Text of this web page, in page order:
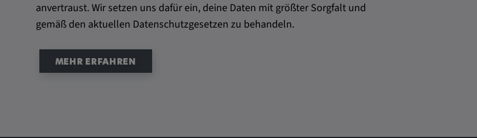
anvertraust. Wir setzen uns dafür ein, deine Daten mit größter Sorgfalt und
gemäß den aktuellen Datenschutzgesetzen zu behandeln.
MEHR ERFAHREN